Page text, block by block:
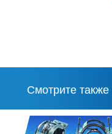
Смотрите также